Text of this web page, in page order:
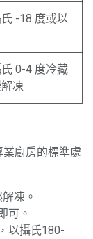
-18 度或以
0-4 度冷藏
凍
廚房的標準處
凍。
可。
以攝氏180-